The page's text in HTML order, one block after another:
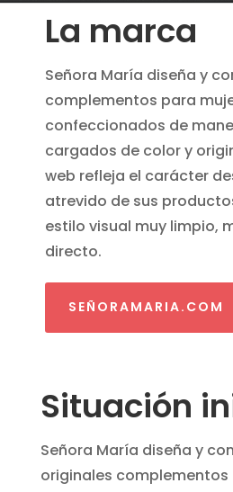
La marca
Señora María diseña y
complementos para
confeccionados de
cargados de color y
web refleja el carácter
atrevido de sus
estilo visual muy limpio,
directo.
SEÑORAMARIA.COM
Situación
Señora María diseña y
originales complementos